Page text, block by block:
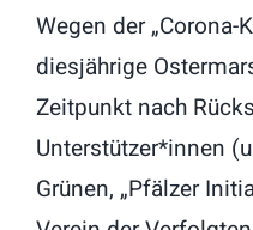
Veranstaltungen
English Information
Links
Wegen der „Corona-
diesjährige
Zeitpunkt nach
Unterstützer*innen
Grünen, „Pfälzer